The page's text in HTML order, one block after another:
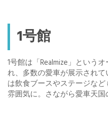
1号館
1号館は「Realmize」という
れ、多数の愛車が展示され
は飲食ブースやステージな
雰囲気に。さながら愛車天国